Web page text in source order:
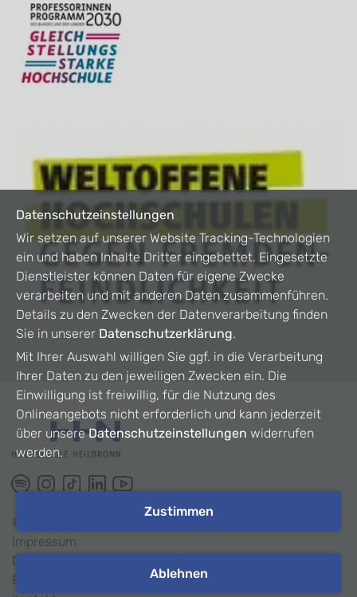
©
Impressum
Datenschutz
Barrierefreiheit
Datenschutzeinstellungen
Wir setzen auf unserer Website Tracking-Technologien
ein und haben Inhalte Dritter eingebettet. Eingesetzte
Dienstleister können Daten für eigene Zwecke
verarbeiten und mit anderen Daten zusammenführen.
Details zu den Zwecken der Datenverarbeitung finden
Sie in unserer Datenschutzerklärung.
Mit Ihrer Auswahl willigen Sie ggf. in die Verarbeitung
Ihrer Daten zu den jeweiligen Zwecken ein. Die
Einwilligung ist freiwillig, für die Nutzung des
Onlineangebots nicht erforderlich und kann jederzeit
über unsereDatenschutzeinstellungen widerrufen
werden.
Zustimmen
Ablehnen